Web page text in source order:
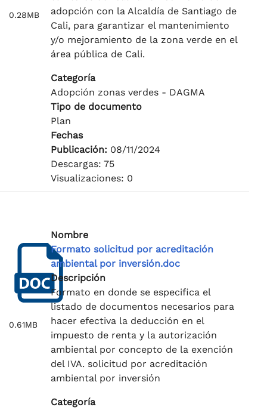
0.28MB
adopción con la Alcaldía de Santiago de
Cali, para garantizar el mantenimiento
y/o mejoramiento de la zona verde en el
área pública de Cali.
Categoría
Adopción zonas verdes - DAGMA
Tipo de documento
Plan
Fechas
Publicación: 08/11/2024
Descargas: 75
Visualizaciones: 0
0.61MB
Nombre
Formato solicitud por acreditación
ambiental por inversión.doc
Descripción
Formato en donde se especifica el
listado de documentos necesarios para
hacer efectiva la deducción en el
impuesto de renta y la autorización
ambiental por concepto de la exención
del IVA. solicitud por acreditación
ambiental por inversión
Categoría